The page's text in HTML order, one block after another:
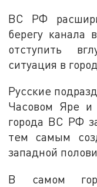
ВС РФ
берегу
отступить
ситуация в
Русские
Часовом Яре и
города ВС РФ
тем самым
западной
В самом